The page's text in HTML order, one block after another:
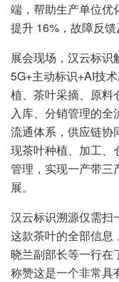
端，帮助生产单位优
提升 16%，故障反馈
展会现场，汉云标识
5G+主动标识+AI技
植、茶叶采摘、原料
入库、分销管理的
流通体系，供应链协
现茶叶种植、加工、
管理，实现一产带三
展。
汉云标识溯源仅需扫
这款茶叶的全部信息
晓兰副部长等一行在
称赞这是一个非常具